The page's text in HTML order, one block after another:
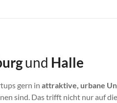
und Halle
gern in attraktive, urbane
sind. Das trifft nicht nur auf